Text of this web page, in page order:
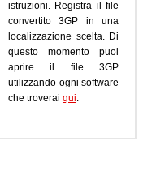
istruzioni. Registra il file
convertito 3GP in una
localizzazione scelta. Di
questo momento puoi
aprire il file 3GP
utilizzando ogni software
che troverai qui.